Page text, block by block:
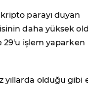
parayı duyan
daha yüksek
29'u işlem yaparken
yıllarda olduğu gibi